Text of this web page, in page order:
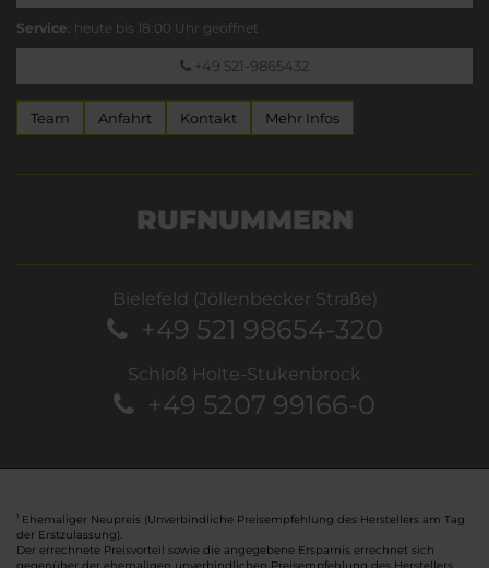
Service: heute bis 18:00 Uhr geöffnet
+49 521-9865432
Team Anfahrt Kontakt Mehr Infos
RUFNUMMERN
Bielefeld (Jöllenbecker Straße)
+49 521 98654-320
Schloß Holte-Stukenbrock
+49 5207 99166-0
Ehemaliger Neupreis (Unverbindliche Preisempfehlung des Herstellers am Tag
der Erstzulassung).
Der errechnete Preisvorteil sowie die angegebene Ersparnis errechnet sich
gegenüber der ehemaligen unverbindlichen Preisempfehlung des Herstellers